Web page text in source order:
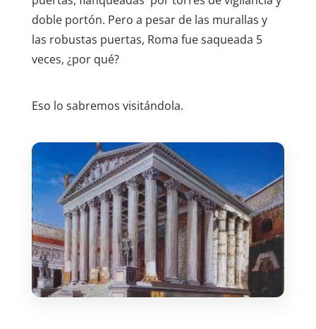
doble portón. Pero a pesar de las murallas y
las robustas puertas, Roma fue saqueada 5
veces, ¿por qué?
Eso lo sabremos visitándola.